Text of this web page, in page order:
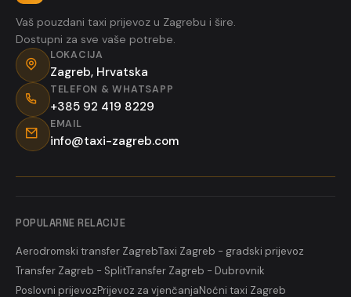
Vaš pouzdani taxi prijevoz u Zagrebu i šire.
Dostupni za sve vaše potrebe.
LOKACIJA
Zagreb, Hrvatska
TELEFON & WHATSAPP
+385 92 419 8229
EMAIL
info@taxi-zagreb.com
POPULARNE RELACIJE
Aerodromski transfer ZagrebTaxi Zagreb - gradski prijevoz
Transfer Zagreb - SplitTransfer Zagreb - Dubrovnik
Poslovni prijevozPrijevoz za vjenčanjaNoćni taxi Zagreb